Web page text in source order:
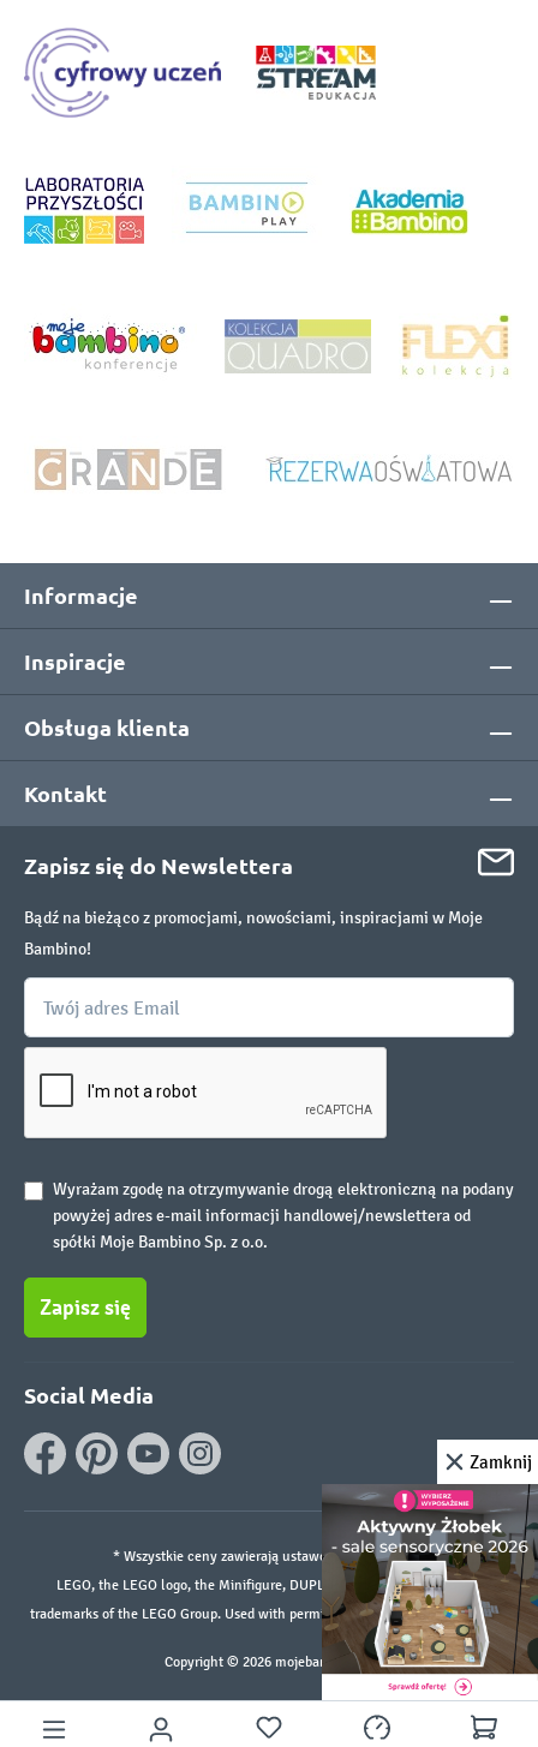
Informacje
Inspiracje
Obsługa klienta
Kontakt
Zapisz się do Newslettera
Bądź na bieżąco z promocjami, nowościami, inspiracjami w Moje
Bambino!
Wyrażam zgodę na otrzymywanie drogą elektroniczną na podany
powyżej adres e-mail informacji handlowej/newslettera od
spółki Moje Bambino Sp. z o.o.
Zapisz się
Social Media
* Wszystkie ceny zawierają ustawowy podatek VAT.
LEGO, the LEGO logo, the Minifigure, DUPLO, and the SPIKE logo are
trademarks of the LEGO Group. Used with permission. ©2026 The LEGO Group
Copyright © 2026 mojebambino.pl
Zamknij